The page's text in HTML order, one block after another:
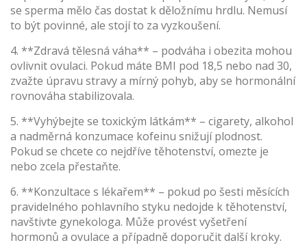
se sperma mělo čas dostat k děložnímu hrdlu. Nemusí
to být povinné, ale stojí to za vyzkoušení.
4. **Zdravá tělesná váha** – podváha i obezita mohou
ovlivnit ovulaci. Pokud máte BMI pod 18,5 nebo nad 30,
zvažte úpravu stravy a mírný pohyb, aby se hormonální
rovnováha stabilizovala.
5. **Vyhýbejte se toxickým látkám** – cigarety, alkohol
a nadměrná konzumace kofeinu snižují plodnost.
Pokud se chcete co nejdříve těhotenství, omezte je
nebo zcela přestaňte.
6. **Konzultace s lékařem** – pokud po šesti měsících
pravidelného pohlavního styku nedojde k těhotenství,
navštivte gynekologa. Může provést vyšetření
hormonů a ovulace a případně doporučit další kroky.